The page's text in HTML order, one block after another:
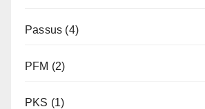
Passus (4)
PFM (2)
PKS (1)